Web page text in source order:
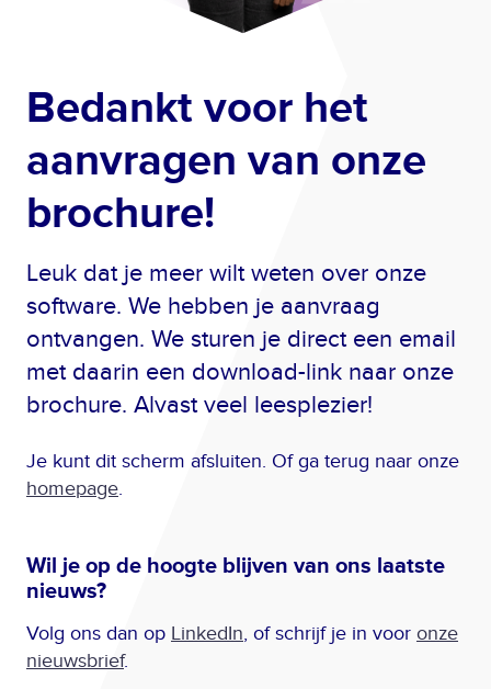
Bedankt voor het
aanvragen van onze
brochure!
Leuk dat je meer wilt weten over onze
software. We hebben je aanvraag
ontvangen. We sturen je direct een email
met daarin een download-link naar onze
brochure. Alvast veel leesplezier!
Je kunt dit scherm afsluiten. Of ga terug naar onze
homepage.
Wil je op de hoogte blijven van ons laatste
nieuws?
Volg ons dan op LinkedIn, of schrijf je in voor onze
nieuwsbrief.